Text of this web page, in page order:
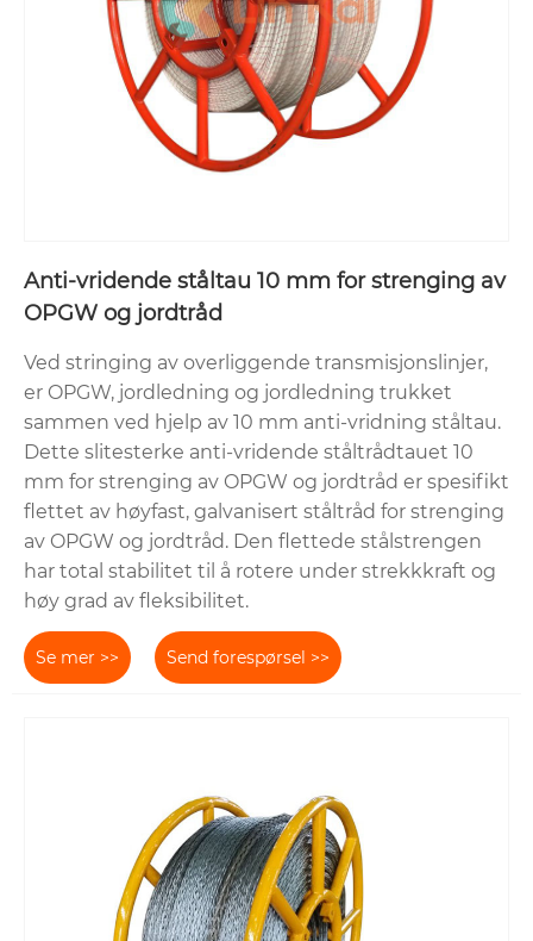
Anti-vridende ståltau 10 mm for strenging av
OPGW og jordtråd
Ved stringing av overliggende transmisjonslinjer,
er OPGW, jordledning og jordledning trukket
sammen ved hjelp av 10 mm anti-vridning ståltau.
Dette slitesterke anti-vridende ståltrådtauet 10
mm for strenging av OPGW og jordtråd er spesifikt
flettet av høyfast, galvanisert ståltråd for strenging
av OPGW og jordtråd. Den flettede stålstrengen
har total stabilitet til å rotere under strekkkraft og
høy grad av fleksibilitet.
Se mer >> Send forespørsel >>